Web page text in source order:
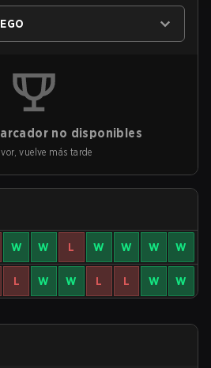
no disponibles
vuelve más tarde
W W L W W W W
L W W L L W W